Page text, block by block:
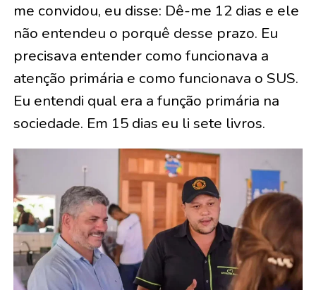
me convidou, eu disse: Dê-me 12 dias e ele
não entendeu o porquê desse prazo. Eu
precisava entender como funcionava a
atenção primária e como funcionava o SUS.
Eu entendi qual era a função primária na
sociedade. Em 15 dias eu li sete livros.